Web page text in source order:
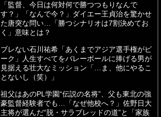
「監督、今日は何対何で勝つつもりなんで
す？」「なんで今？」ダイエー王貞治を驚かせ
た唐突な問い…「勝つシナリオは7割決めてお
く」意味とは？
ブレない石川祐希「あくまでアジア選手権がピ
ーク」人生すべてをバレーボールに捧げる男が
見据える壮大なミッション「…ま、他にやるこ
とないし（笑）」
祖父はあのPL学園“伝説の名将”、父も東北の強
豪監督経験者でも…「なぜ他校へ？」佐野日大
主将が選んだ“脱・サラブレッドの道”と「家族